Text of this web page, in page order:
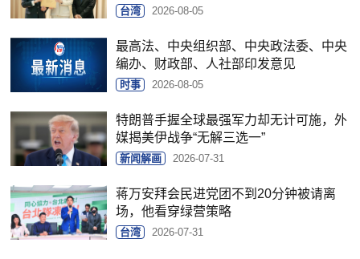
台湾 2026-08-05
最高法、中央组织部、中央政法委、中央
编办、财政部、人社部印发意见
时事 2026-08-05
特朗普手握全球最强军力却无计可施，外
媒揭美伊战争“无解三选一”
新闻解画 2026-07-31
蒋万安拜会民进党团不到20分钟被请离
场，他看穿绿营策略
台湾 2026-07-31